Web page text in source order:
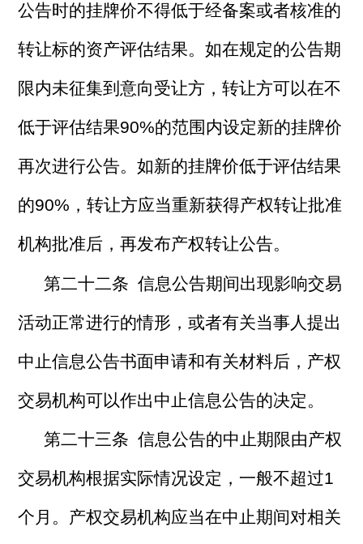
公告时的挂牌价不得低于经备案或者核准的
转让标的资产评估结果。如在规定的公告期
限内未征集到意向受让方，转让方可以在不
低于评估结果90%的范围内设定新的挂牌价
再次进行公告。如新的挂牌价低于评估结果
的90%，转让方应当重新获得产权转让批准
机构批准后，再发布产权转让公告。
第二十二条 信息公告期间出现影响交易
活动正常进行的情形，或者有关当事人提出
中止信息公告书面申请和有关材料后，产权
交易机构可以作出中止信息公告的决定。
第二十三条 信息公告的中止期限由产权
交易机构根据实际情况设定，一般不超过1
个月。产权交易机构应当在中止期间对相关